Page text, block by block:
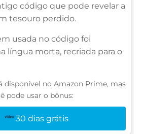
código que pode revelar a
tesouro perdido.
usada no código foi
língua morta, recriada para o
disponível no Amazon Prime, mas
pode usar o bônus:
30 dias grátis